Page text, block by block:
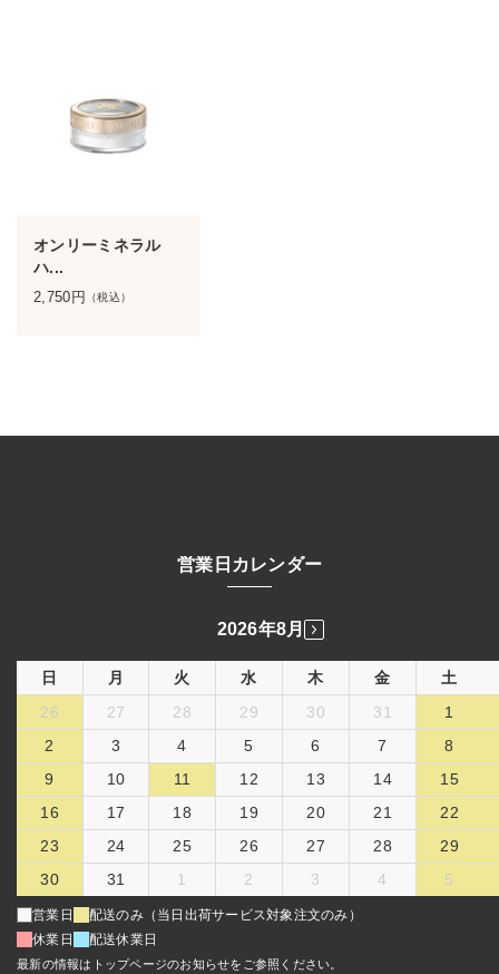
オンリーミネラル
ハ...
2,750円 （税込）
営業日カレンダー
2026年8月
日 月 火 水 木 金
土
26
27 28 29 30 31
1
2
3 4 5 6 7
8
9
10 11 12 13 14
15
16
17 18 19 20 21
22
23
24 25 26 27 28
29
30
31 1 2 3 4 5
営業日
配送のみ（当日出荷サービス対象注文のみ）
休業日
配送休業日
最新の情報はトップページのお知らせをご参照ください。